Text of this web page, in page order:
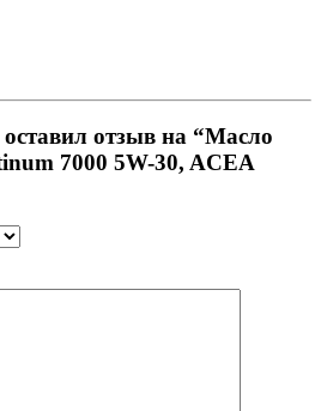
отзыв на “Масло
7000 5W-30, ACEA